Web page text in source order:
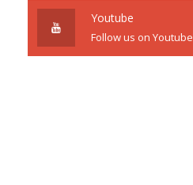
Youtube
Follow us on Youtube